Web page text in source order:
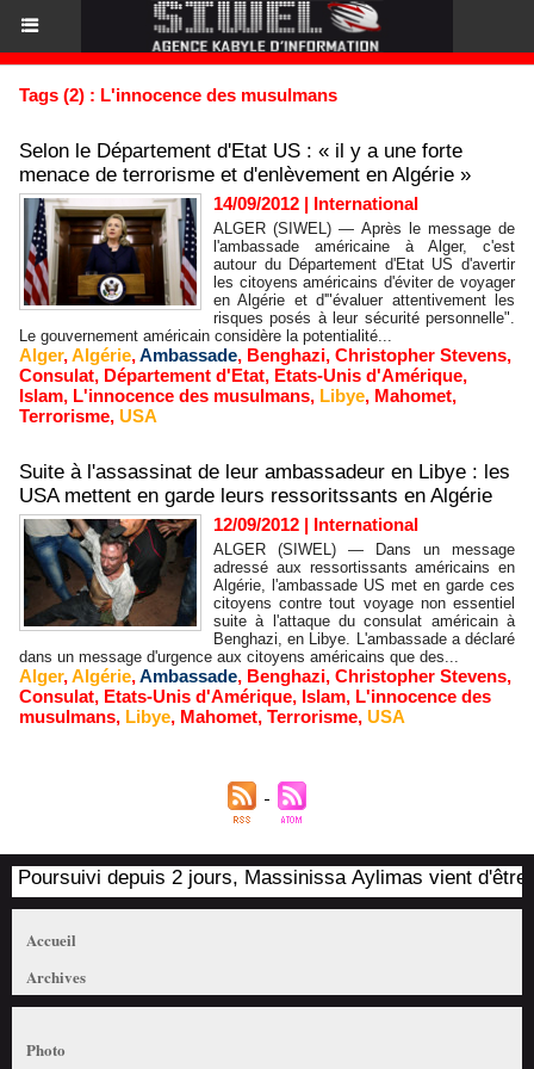
Tags (2) : L'innocence des musulmans
Selon le Département d'Etat US : « il y a une forte
menace de terrorisme et d'enlèvement en Algérie »
14/09/2012 | International
ALGER (SIWEL) — Après le message de
l'ambassade américaine à Alger, c'est
autour du Département d'Etat US d'avertir
les citoyens américains d'éviter de voyager
en Algérie et d'"évaluer attentivement les
risques posés à leur sécurité personnelle".
Le gouvernement américain considère la potentialité...
Alger,Algérie,Ambassade, Benghazi, Christopher Stevens,
Consulat, Département d'Etat, Etats-Unis d'Amérique,
Islam, L'innocence des musulmans, Libye, Mahomet,
Terrorisme, USA
Suite à l'assassinat de leur ambassadeur en Libye : les
USA mettent en garde leurs ressoritssants en Algérie
12/09/2012 | International
ALGER (SIWEL) — Dans un message
adressé aux ressortissants américains en
Algérie, l'ambassade US met en garde ces
citoyens contre tout voyage non essentiel
suite à l'attaque du consulat américain à
Benghazi, en Libye. L'ambassade a déclaré
dans un message d'urgence aux citoyens américains que des...
Alger,Algérie,Ambassade, Benghazi, Christopher Stevens,
Consulat, Etats-Unis d'Amérique, Islam, L'innocence des
musulmans, Libye, Mahomet, Terrorisme, USA
Poursuivi depuis 2 jours, Massinissa Aylimas vient
Accueil
Archives
Photo